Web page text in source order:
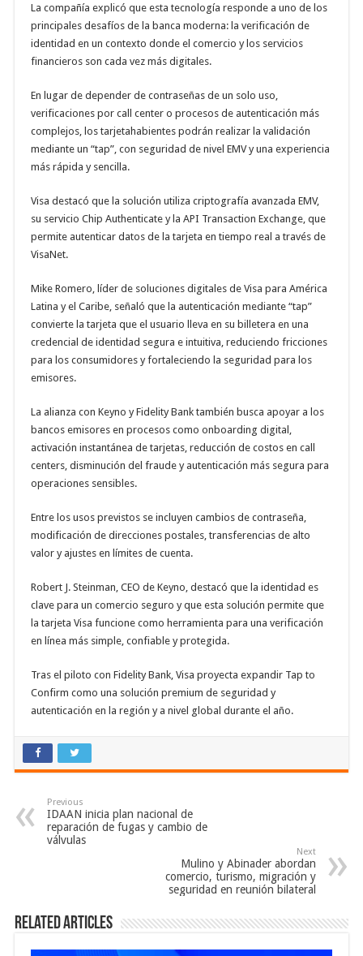
La compañía explicó que esta tecnología responde a uno de los
principales desafíos de la banca moderna: la verificación de
identidad en un contexto donde el comercio y los servicios
financieros son cada vez más digitales.
En lugar de depender de contraseñas de un solo uso,
verificaciones por call center o procesos de autenticación más
complejos, los tarjetahabientes podrán realizar la validación
mediante un “tap”, con seguridad de nivel EMV y una experiencia
más rápida y sencilla.
Visa destacó que la solución utiliza criptografía avanzada EMV,
su servicio Chip Authenticate y la API Transaction Exchange, que
permite autenticar datos de la tarjeta en tiempo real a través de
VisaNet.
Mike Romero, líder de soluciones digitales de Visa para América
Latina y el Caribe, señaló que la autenticación mediante “tap”
convierte la tarjeta que el usuario lleva en su billetera en una
credencial de identidad segura e intuitiva, reduciendo fricciones
para los consumidores y fortaleciendo la seguridad para los
emisores.
La alianza con Keyno y Fidelity Bank también busca apoyar a los
bancos emisores en procesos como onboarding digital,
activación instantánea de tarjetas, reducción de costos en call
centers, disminución del fraude y autenticación más segura para
operaciones sensibles.
Entre los usos previstos se incluyen cambios de contraseña,
modificación de direcciones postales, transferencias de alto
valor y ajustes en límites de cuenta.
Robert J. Steinman, CEO de Keyno, destacó que la identidad es
clave para un comercio seguro y que esta solución permite que
la tarjeta Visa funcione como herramienta para una verificación
en línea más simple, confiable y protegida.
Tras el piloto con Fidelity Bank, Visa proyecta expandir Tap to
Confirm como una solución premium de seguridad y
autenticación en la región y a nivel global durante el año.
Previous
IDAAN inicia plan nacional de
reparación de fugas y cambio de
válvulas
Next
Mulino y Abinader abordan
comercio, turismo, migración y
seguridad en reunión bilateral
Related Articles